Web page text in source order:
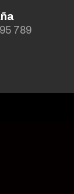
789